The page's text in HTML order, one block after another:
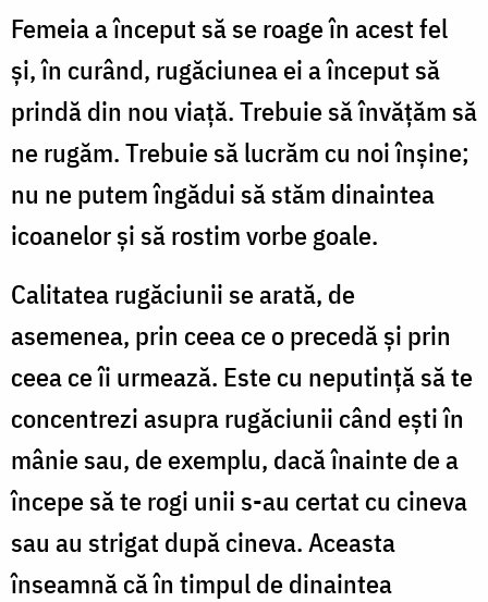
Femeia a început să se roage în acest fel
şi, în curând, rugăciunea ei a început să
prindă din nou viaţă. Trebuie să învăţăm să
ne rugăm. Trebuie să lucrăm cu noi înşine;
nu ne putem îngădui să stăm dinaintea
icoanelor şi să rostim vorbe goale.
Calitatea rugăciunii se arată, de
asemenea, prin ceea ce o precedă şi prin
ceea ce îi urmează. Este cu neputinţă să te
concentrezi asupra rugăciunii când eşti în
mânie sau, de exemplu, dacă înainte de a
începe să te rogi unii s-au certat cu cineva
sau au strigat după cineva. Aceasta
înseamnă că în timpul de dinaintea